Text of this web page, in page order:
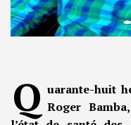
Q uarante-huit
Roger